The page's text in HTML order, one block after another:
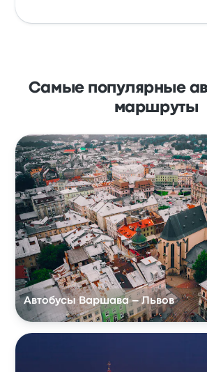
Самые популярные
маршруты
Автобусы Варшава – Львов